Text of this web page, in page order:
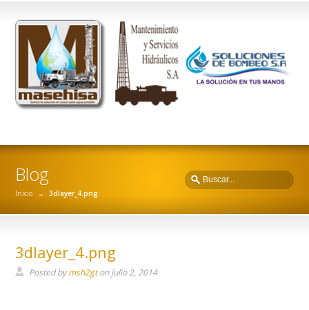
Blog
Inicio → 3dlayer_4.png
3dlayer_4.png
Posted bymsh2gtonjulio 2, 2014